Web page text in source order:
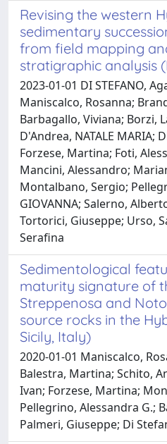
Revising the western
sedimentary
from field mapping
stratigraphic analysis
2023-01-01 DI STEFANO,
Maniscalco, Rosanna;
Barbagallo, Viviana; Borzi,
D'Andrea, NATALE MARIA;
Forzese, Martina; Foti,
Mancini, Alessandro;
Montalbano, Sergio;
GIOVANNA; Salerno,
Tortorici, Giuseppe; Urso,
Serafina
Sedimentological
maturity signature of
Streppenosa and
source rocks in the
Sicily, Italy)
2020-01-01 Maniscalco,
Balestra, Martina; Schito,
Ivan; Forzese, Martina;
Pellegrino, Alessandra G.;
Palmeri, Giuseppe; Di